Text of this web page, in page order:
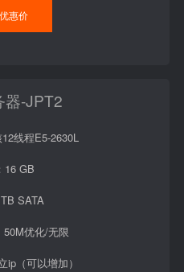
惠价
器-JPT2
线程E5-2630L
16 GB
SATA
优化/无限
ip（可以增加）